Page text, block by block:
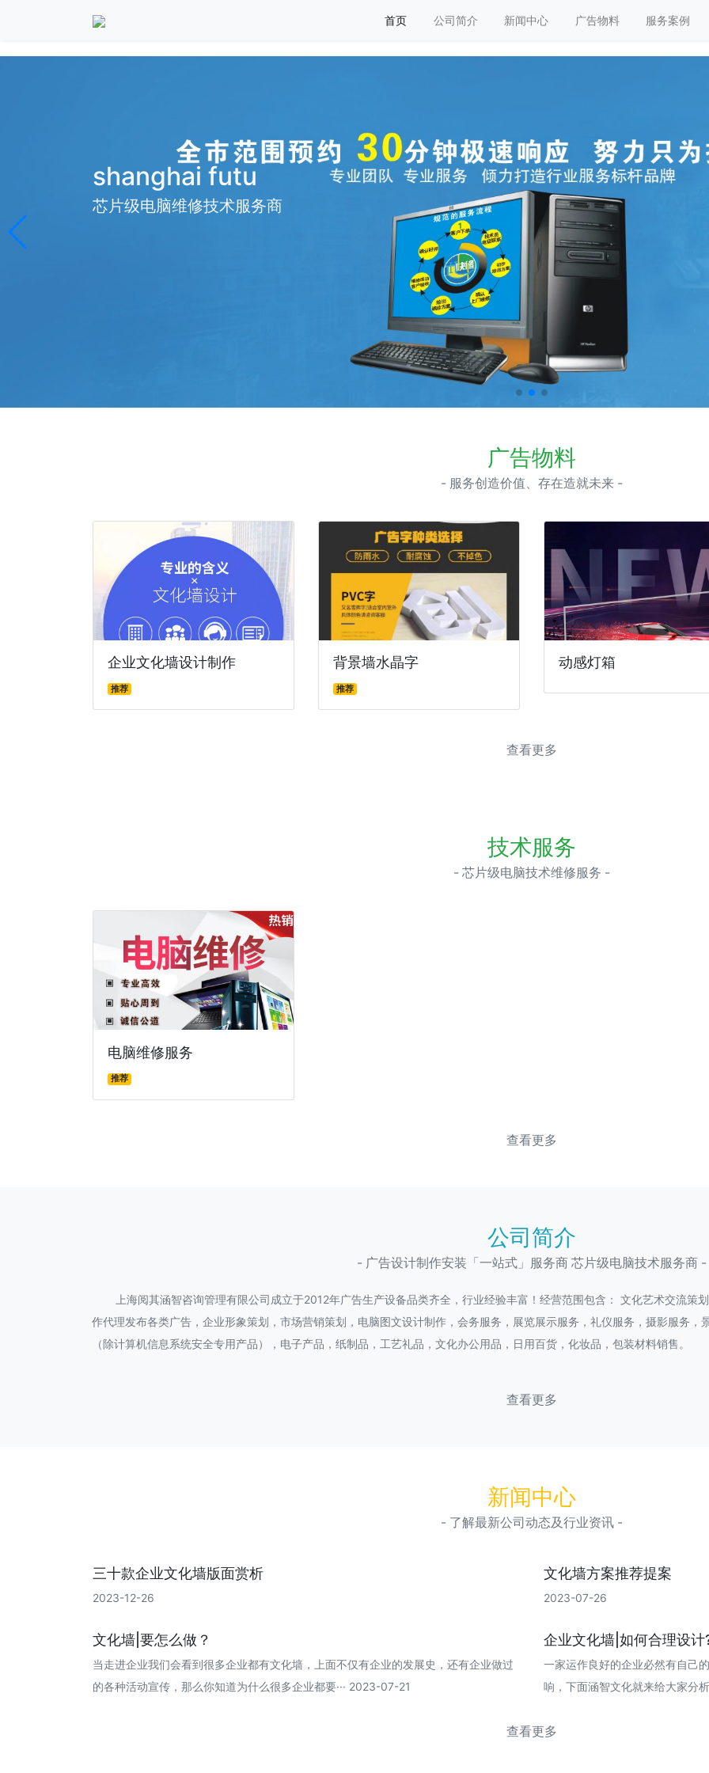
首页 公司简介 新闻中心 广告物料 服务案例
shanghai futu
芯片级电脑维修技术服务商
广告物料
- 服务创造价值、存在造就未来 -
企业文化墙设计制作
推荐
背景墙水晶字
推荐
动感灯箱
查看更多
技术服务
- 芯片级电脑技术维修服务 -
电脑维修服务
推荐
查看更多
公司简介
- 广告设计制作安装「一站式」服务商 芯片级电脑技术服务商 -
上海阅其涵智咨询管理有限公司成立于2012年广告生产设备品类齐全，行业经验丰富！经营范围包含： 文化艺术交流策
作代理发布各类广告，企业形象策划，市场营销策划，电脑图文设计制作，会务服务，展览展示服务，礼仪服务，摄影服务
（除计算机信息系统安全专用产品），电子产品，纸制品，工艺礼品，文化办公用品，日用百货，化妆品，包装材料销售。
查看更多
新闻中心
- 了解最新公司动态及行业资讯 -
三十款企业文化墙版面赏析
2023-12-26
文化墙方案推荐提案
2023-07-26
文化墙|要怎么做？
当走进企业我们会看到很多企业都有文化墙，上面不仅有企业的发展史，还有企业做过
的各种活动宣传，那么你知道为什么很多企业都要··· 2023-07-21
企业文化墙|如何合理设计
一家运作良好的企业必然有自己
响，下面涵智文化就来给大家分
查看更多